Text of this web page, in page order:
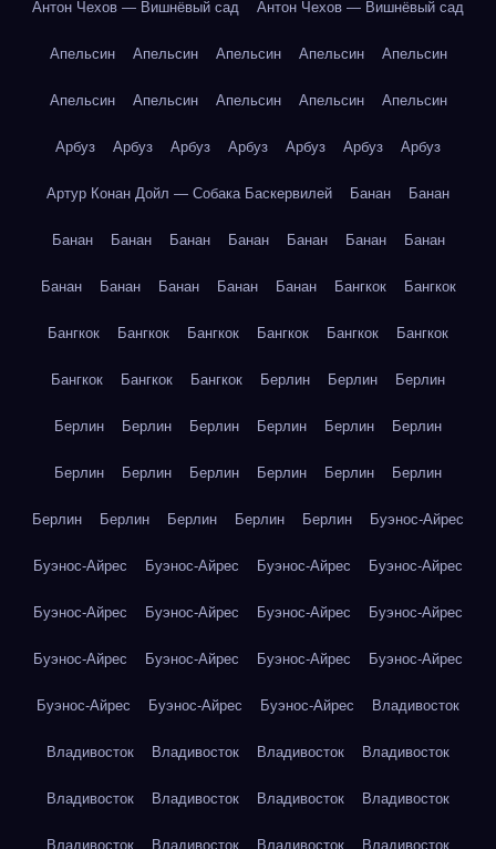
Антон Чехов — Вишнёвый сад Антон Чехов — Вишнёвый сад
Апельсин Апельсин Апельсин Апельсин Апельсин
Апельсин Апельсин Апельсин Апельсин Апельсин
Арбуз Арбуз Арбуз Арбуз Арбуз Арбуз Арбуз
Артур Конан Дойл — Собака Баскервилей Банан Банан
Банан Банан Банан Банан Банан Банан Банан
Банан Банан Банан Банан Банан Бангкок Бангкок
Бангкок Бангкок Бангкок Бангкок Бангкок Бангкок
Бангкок Бангкок Бангкок Берлин Берлин Берлин
Берлин Берлин Берлин Берлин Берлин Берлин
Берлин Берлин Берлин Берлин Берлин Берлин
Берлин Берлин Берлин Берлин Берлин Буэнос-Айрес
Буэнос-Айрес Буэнос-Айрес Буэнос-Айрес Буэнос-Айрес
Буэнос-Айрес Буэнос-Айрес Буэнос-Айрес Буэнос-Айрес
Буэнос-Айрес Буэнос-Айрес Буэнос-Айрес Буэнос-Айрес
Буэнос-Айрес Буэнос-Айрес Буэнос-Айрес Владивосток
Владивосток Владивосток Владивосток Владивосток
Владивосток Владивосток Владивосток Владивосток
Владивосток Владивосток Владивосток Владивосток